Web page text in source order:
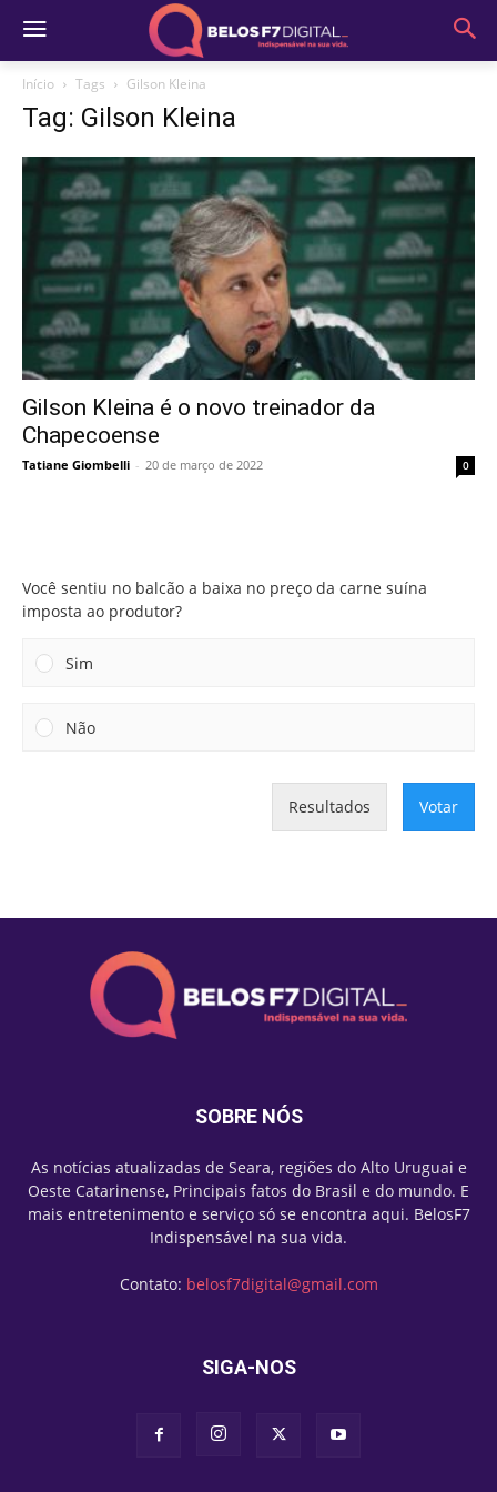
Início Tags Gilson Kleina
Tag: Gilson Kleina
Gilson Kleina é o novo treinador da
Chapecoense
Tatiane Giombelli - 20 de março de 2022 0
Você sentiu no balcão a baixa no preço da carne suína
imposta ao produtor?
Sim
Não
Resultados Votar
SOBRE NÓS
As notícias atualizadas de Seara, regiões do Alto Uruguai e
Oeste Catarinense, Principais fatos do Brasil e do mundo. E
mais entretenimento e serviço só se encontra aqui. BelosF7
Indispensável na sua vida.
Contato: belosf7digital@gmail.com
SIGA-NOS